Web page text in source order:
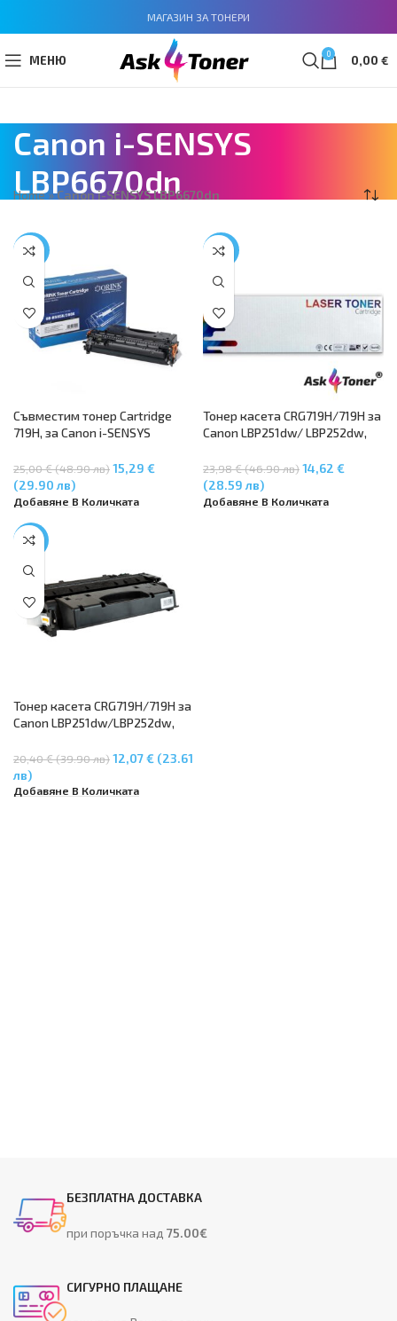
МАГАЗИН ЗА ТОНЕРИ
МЕНЮ 0 0,00 €
Canon i-SENSYS
LBP6670dn
Home»Canon i-SENSYS LBP6670dn
-39%
Съвместим тонер Cartridge
719H, за Canon i-SENSYS
LBP6670dn, MF 5840dn,
MF411dw, MF416dw, MF419x,
MF5880dn, MF5980, MF6180dw,
25,00 € (48.90 лв)15,29 €
(29.90 лв)
Добавяне В Количката
-39%
Тонер касета CRG719H/719H за
Canon LBP251dw/ LBP252dw,
LBP6650dn, Canon MF5840dn/
MF5880dn/ MF5980dw/
MF6140dn/ MF6180dw
23,98 € (46.90 лв)14,62 €
(28.59 лв)
Добавяне В Количката
-41%
Тонер касета CRG719H/719H за
Canon LBP251dw/LBP252dw,
0dn,
MF5840dn/MF5880dn/MF5980
dw/MF6140dn/MF6180dw
20,40 € (39.90 лв)12,07 € (23.61
лв)
Добавяне В Количката
БЕЗПЛАТНА ДОСТАВКА
при поръчка над75.00€
СИГУРНО ПЛАЩАНЕ